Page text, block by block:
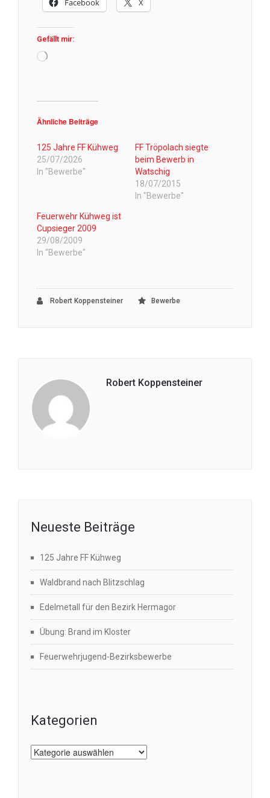
Facebook X
Gefällt mir:
Wird
Ähnliche Beiträge
125 Jahre FF Kühweg
25/07/2026
In "Bewerbe"
FF Tröpolach siegte
beim Bewerb in
Watschig
18/07/2015
In "Bewerbe"
Feuerwehr Kühweg ist
Cupsieger 2009
29/08/2009
In "Bewerbe"
Robert Koppensteiner Bewerbe
Robert Koppensteiner
Neueste Beiträge
125 Jahre FF Kühweg
Waldbrand nach Blitzschlag
Edelmetall für den Bezirk Hermagor
Übung: Brand im Kloster
Feuerwehrjugend-Bezirksbewerbe
Kategorien
Kategorien